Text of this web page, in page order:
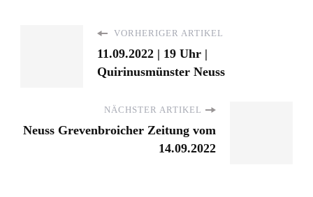
VORHERIGER ARTIKEL
11.09.2022 | 19 Uhr |
Quirinusmünster Neuss
NÄCHSTER ARTIKEL
Neuss Grevenbroicher Zeitung vom
14.09.2022